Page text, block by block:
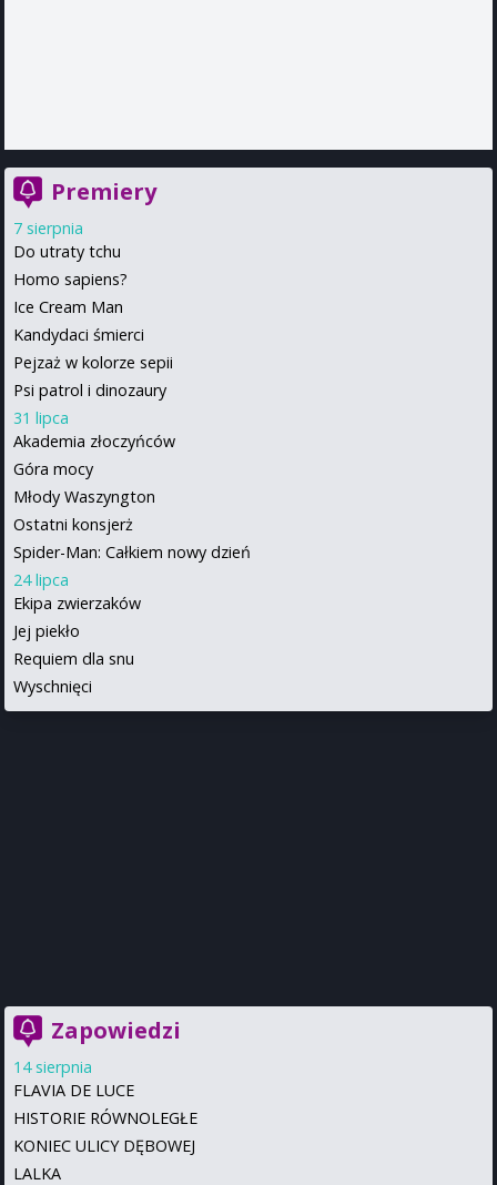
Premiery
7 sierpnia
Do utraty tchu
Homo sapiens?
Ice Cream Man
Kandydaci śmierci
Pejzaż w kolorze sepii
Psi patrol i dinozaury
31 lipca
Akademia złoczyńców
Góra mocy
Młody Waszyngton
Ostatni konsjerż
Spider-Man: Całkiem nowy dzień
24 lipca
Ekipa zwierzaków
Jej piekło
Requiem dla snu
Wyschnięci
Zapowiedzi
14 sierpnia
FLAVIA DE LUCE
HISTORIE RÓWNOLEGŁE
KONIEC ULICY DĘBOWEJ
LALKA